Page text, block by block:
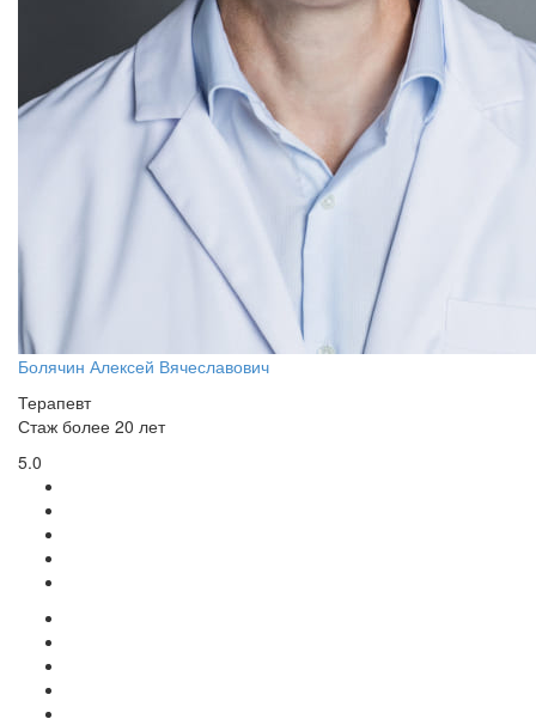
Болячин Алексей Вячеславович
Терапевт
Стаж более 20 лет
5.0